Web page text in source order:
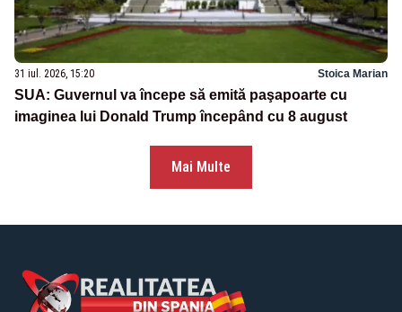
31 iul. 2026, 15:20 Stoica Marian
SUA: Guvernul va începe să emită paşapoarte cu
imaginea lui Donald Trump începând cu 8 august
Mai Multe